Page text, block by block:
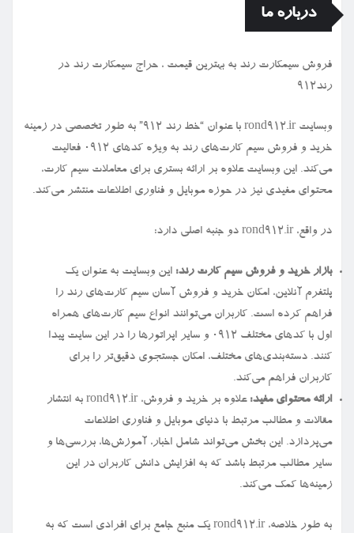
درباره ما
فروش سیمكارت رند به بهترین قیمت ، حراج سیمكارت رند در
رند912
وبسایت rond912.ir با عنوان “خط رند ۹۱۲” به طور تخصصی در زمینه
خرید و فروش سیم کارت‌های رند به ویژه کدهای ۰۹۱۲ فعالیت
می‌کند. این وبسایت علاوه بر ارائه بستری برای معاملات سیم کارت،
محتوای مفیدی نیز در حوزه موبایل و فناوری اطلاعات منتشر می‌کند.
در واقع، rond912.ir دو جنبه اصلی دارد:
بازار خرید و فروش سیم کارت رند: این وبسایت به عنوان یک
پلتفرم آنلاین، امکان خرید و فروش آسان سیم کارت‌های رند را
فراهم کرده است. کاربران می‌توانند انواع سیم کارت‌های همراه
اول با کدهای مختلف ۰۹۱۲ و سایر اپراتورها را در این سایت پیدا
کنند. دسته‌بندی‌های مختلف، امکان جستجوی دقیق‌تر را برای
کاربران فراهم می‌کند.
ارائه محتوای مفید:
علاوه بر خرید و فروش، rond912.ir به انتشار
مقالات و مطالب مرتبط با دنیای موبایل و فناوری اطلاعات
می‌پردازد. این بخش می‌تواند شامل اخبار، آموزش‌ها، بررسی‌ها و
سایر مطالب مرتبط باشد که به افزایش دانش کاربران در این
زمینه‌ها کمک می‌کند.
به طور خلاصه، rond912.ir یک منبع جامع برای افرادی است که به